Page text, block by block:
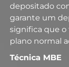
depositado
garante um
significa que
plano normal
Técnica MBE